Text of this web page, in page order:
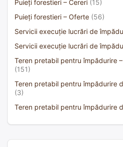
Puieți forestieri – Cereri (15)
Puieți forestieri – Oferte (56)
Servicii execuție lucrări de
Servicii execuție lucrări de
Teren pretabil pentru împădurire
(151)
Teren pretabil pentru împădurire
(3)
Teren pretabil pentru împădurire